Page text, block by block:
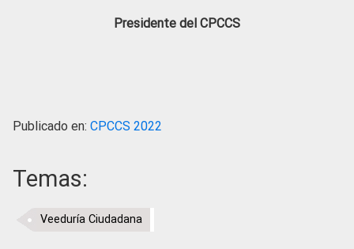
Presidente del CPCCS
Publicado en: CPCCS 2022
Temas:
Veeduría Ciudadana